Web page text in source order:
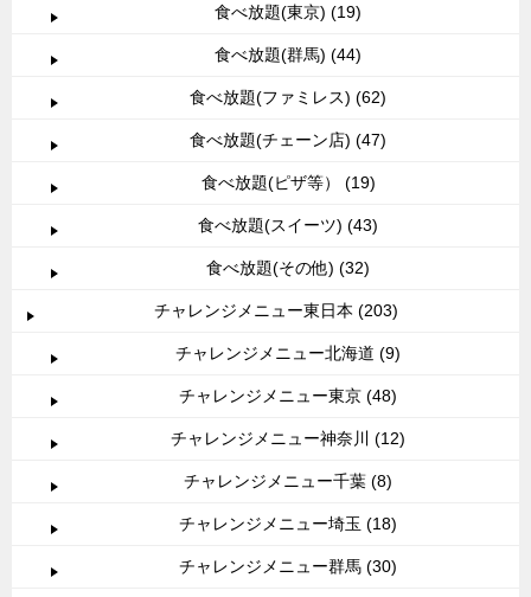
食べ放題(東京) (19)
食べ放題(群馬) (44)
食べ放題(ファミレス) (62)
食べ放題(チェーン店) (47)
食べ放題(ピザ等） (19)
食べ放題(スイーツ) (43)
食べ放題(その他) (32)
チャレンジメニュー東日本 (203)
チャレンジメニュー北海道 (9)
チャレンジメニュー東京 (48)
チャレンジメニュー神奈川 (12)
チャレンジメニュー千葉 (8)
チャレンジメニュー埼玉 (18)
チャレンジメニュー群馬 (30)